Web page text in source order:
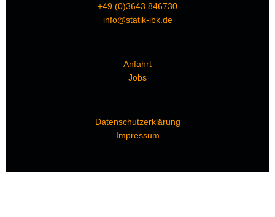
+49 (0)3643 846730
info@statik-ibk.de
Anfahrt
Jobs
Datenschutzerklärung
Impressum